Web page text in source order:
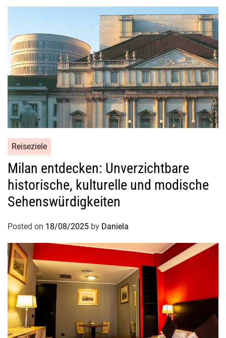
Reiseziele
Milan entdecken: Unverzichtbare
historische, kulturelle und modische
Sehenswürdigkeiten
Posted on 18/08/2025 by Daniela